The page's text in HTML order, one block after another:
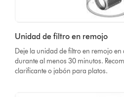
Unidad de filtro en remojo
Deje la unidad de filtro en remojo
durante al menos 30 minutos.
clarificante o jabón para platos.